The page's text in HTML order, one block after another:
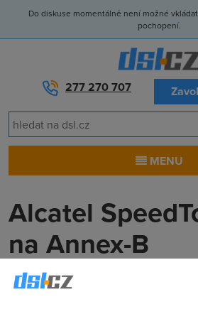
Do diskuse momentálně není možné
pochopení.
277 270 707
MENU
Alcatel
na Annex-B
Petr(14.10.2004 09:50:43)